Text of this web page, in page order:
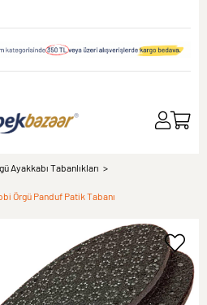
Ayakkabı Tabanlıkları
Örgü Panduf Patik Tabanı